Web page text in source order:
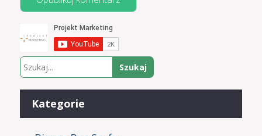
Kategorie